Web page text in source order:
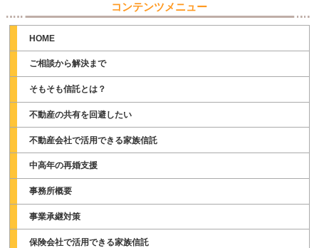
コンテンツメニュー
HOME
ご相談から解決まで
そもそも信託とは？
不動産の共有を回避したい
不動産会社で活用できる家族信託
中高年の再婚支援
事務所概要
事業承継対策
保険会社で活用できる家族信託